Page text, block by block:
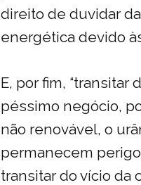
direito de duvidar
energética devido
E, por fim, “transitar
péssimo negócio,
não renovável, o
permanecem
transitar do vício da